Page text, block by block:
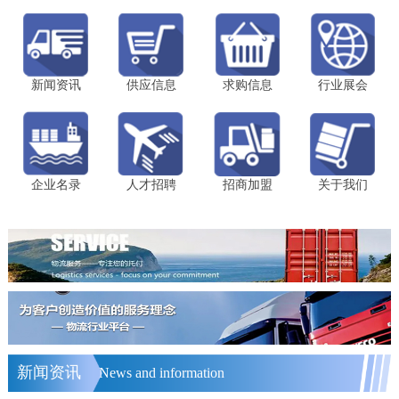
新闻资讯 供应信息 求购信息 行业展会
企业名录 人才招聘 招商加盟 关于我们
新闻资讯 News and information